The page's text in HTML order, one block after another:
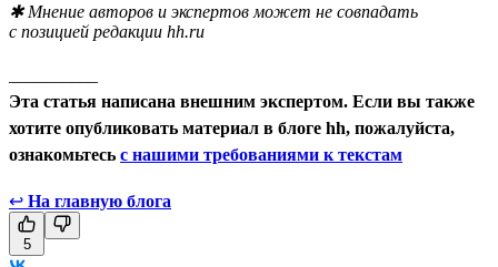
✱ Мнение авторов и экспертов может не совпадать
с позицией редакции hh.ru
Эта статья написана внешним экспертом. Если вы также
хотите опубликовать материал в блоге hh, пожалуйста,
ознакомьтесь с нашими требованиями к текстам
↩ На главную блога
5